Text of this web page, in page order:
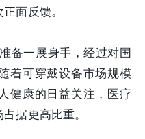
面反馈。
备一展身手，经过对国
着可穿戴设备市场规模
健康的日益关注，医疗
据更高比重。